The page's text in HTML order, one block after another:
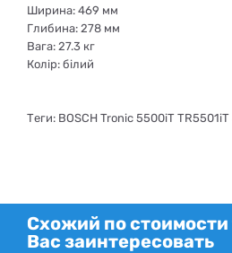
Ширина: 469 мм
Глибина: 278 мм
Вага: 27.3 кг
Колір: білий
Теги: BOSCH Tronic 5500iT TR5501iT
Схожий по
Вас заинтересовать